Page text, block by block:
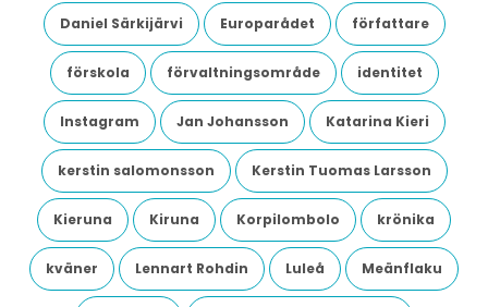
Daniel Särkijärvi Europarådet författare
förskola förvaltningsområde identitet
Instagram Jan Johansson Katarina Kieri
kerstin salomonsson Kerstin Tuomas Larsson
Kieruna Kiruna Korpilombolo krönika
kväner Lennart Rohdin Luleå Meänflaku